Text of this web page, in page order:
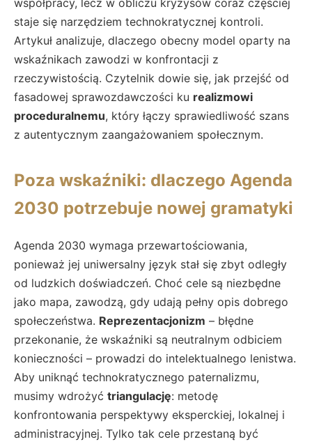
staje się narzędziem technokratycznej kontroli.
Artykuł analizuje, dlaczego obecny model oparty na
wskaźnikach zawodzi w konfrontacji z
rzeczywistością. Czytelnik dowie się, jak przejść od
fasadowej sprawozdawczości ku realizmowi
proceduralnemu, który łączy sprawiedliwość szans
z autentycznym zaangażowaniem społecznym.
Poza wskaźniki: dlaczego Agenda
2030 potrzebuje nowej gramatyki
Agenda 2030 wymaga przewartościowania,
ponieważ jej uniwersalny język stał się zbyt odległy
od ludzkich doświadczeń. Choć cele są niezbędne
jako mapa, zawodzą, gdy udają pełny opis dobrego
społeczeństwa. Reprezentacjonizm – błędne
przekonanie, że wskaźniki są neutralnym odbiciem
konieczności – prowadzi do intelektualnego lenistwa.
Aby uniknąć technokratycznego paternalizmu,
musimy wdrożyć triangulację: metodę
konfrontowania perspektywy eksperckiej, lokalnej i
administracyjnej. Tylko tak cele przestaną być